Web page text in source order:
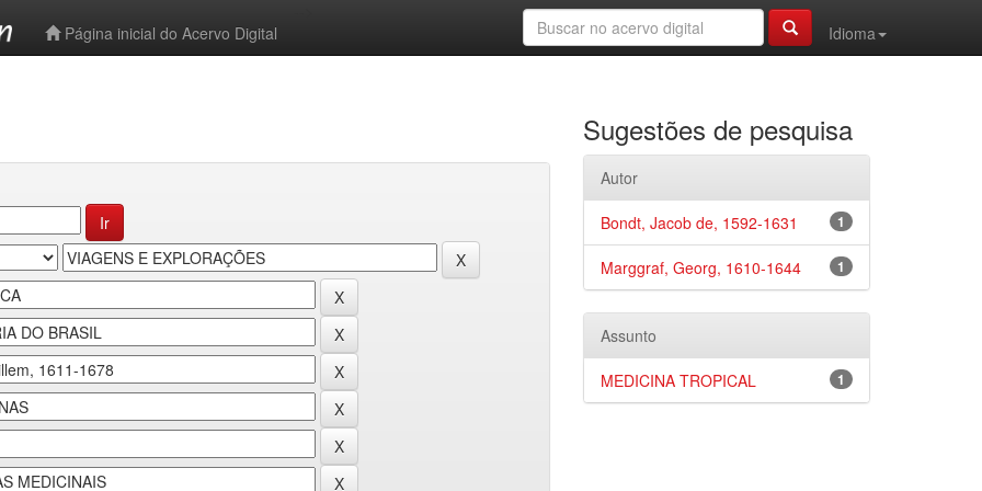
Página inicial do Acervo Digital
Idioma
Sugestões de pesquisa
Autor
1
Bondt, Jacob de, 1592-1631
1
Marggraf, Georg, 1610-1644
Assunto
1
MEDICINA TROPICAL